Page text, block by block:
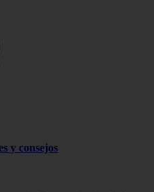
y consejos